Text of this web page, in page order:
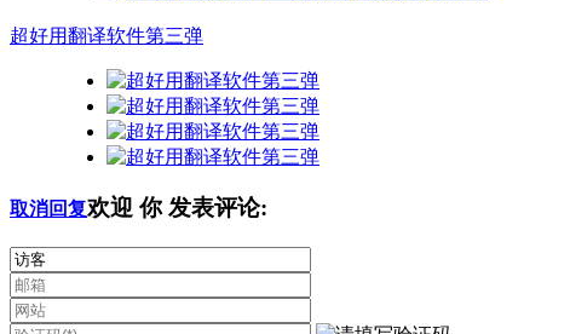
超好用翻译软件第三弹
取消回复欢迎 你发表评论: